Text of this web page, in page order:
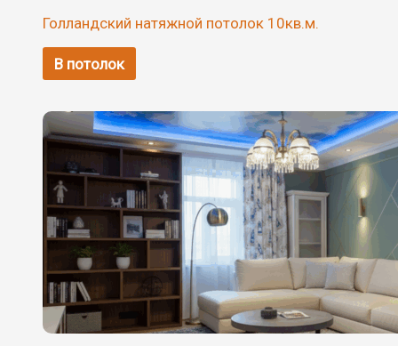
Голландский натяжной потолок 10кв.м.
В потолок